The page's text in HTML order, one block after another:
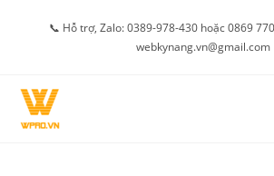
📞 Hỗ trợ, Zalo: 0389-978-430 hoặc 0869
webkynang.vn@gmail.com